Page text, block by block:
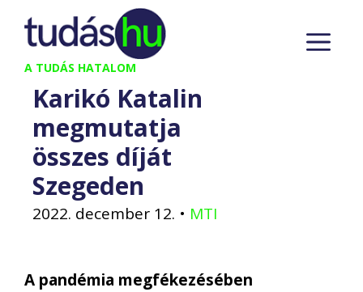
Kilépés
tartalomba
A TUDÁS HATALOM
Karikó Katalin
megmutatja
összes díját
Szegeden
2022. december 12. • MTI
A pandémia megfékezésében